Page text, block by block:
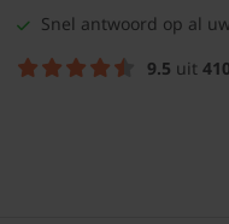
Snel antwoord op al
9.5 uit